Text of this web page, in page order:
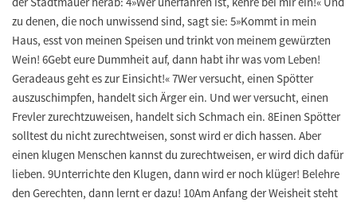
zu denen, die noch unwissend sind, sagt sie: 5»Kommt in mein
Haus, esst von meinen Speisen und trinkt von meinem gewürzten
Wein! 6Gebt eure Dummheit auf, dann habt ihr was vom Leben!
Geradeaus geht es zur Einsicht!« 7Wer versucht, einen Spötter
auszuschimpfen, handelt sich Ärger ein. Und wer versucht, einen
Frevler zurechtzuweisen, handelt sich Schmach ein. 8Einen Spötter
solltest du nicht zurechtweisen, sonst wird er dich hassen. Aber
einen klugen Menschen kannst du zurechtweisen, er wird dich dafür
lieben. 9Unterrichte den Klugen, dann wird er noch klüger! Belehre
den Gerechten, dann lernt er dazu! 10Am Anfang der Weisheit steht